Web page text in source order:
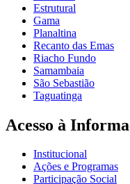
Estrutural
Gama
Planaltina
Recanto das Emas
Riacho Fundo
Samambaia
São Sebastião
Taguatinga
Acesso à
Institucional
Ações e Programas
Participação Social